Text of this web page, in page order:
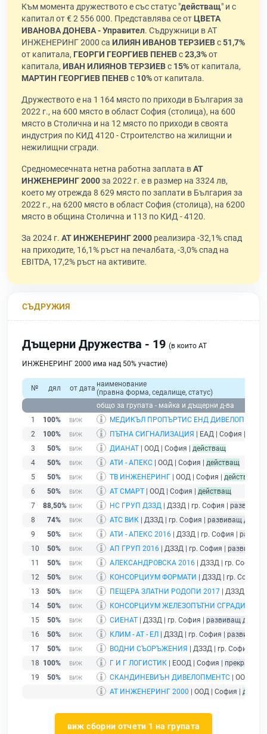
Към момента дружеството е със статус "действащ" и с
капитал от € 2 556 000. Представлява се отЦВЕТА
ИВАНОВА ДОНЕВА - Управител. Съдружници в АТ
ИНЖЕНЕРИНГ 2000 са ИЛИЯН ИВАНОВ ТЕРЗИЕВс51,7%
от капитала, ГЕОРГИ ГЕОРГИЕВ ПЕНЕВс23,3%от
капитала, ИВАН ИЛИЯНОВ ТЕРЗИЕВс 15%от капитала,
МАРТИН ГЕОРГИЕВ ПЕНЕВс 10%от капитала.
Дружеството е на 1 164 място по приходи в България за
2022 г., на 600 място в област София (столица), на 600
място в Столична и на 12 място по приходи в своята
индустрия по КИД 4120 - Строителство на жилищни и
нежилищни сгради.
Средномесечната нетна работна заплата вАТ
ИНЖЕНЕРИНГ 2000за 2022 г. е в размер на 3324 лв,
което му отрежда 8 629 място по заплати в България за
2022 г., на 6200 място в област София (столица), на 6200
място в община Столична и 113 по КИД - 4120.
За 2024 г. АТ ИНЖЕНЕРИНГ 2000 реализира -32,1% спад
на приходите, 16,1% ръст на печалбата, -3,0% спад на
EBITDA, 17,2% ръст на активите.
СЪДРУЖИЯ
Дъщерни Дружества - 19 (в които АТ
ИНЖЕНЕРИНГ 2000 има над 50% участие)
№ дял от дата наименование
(правна форма, седалище, статус)
общо за групата - майка и дъщерни д-ва
1
100% МЕДИКЪЛ ПРОПЪРТИС ЕНД ДИВЕЛОПМЪНТ
2
100% ПЪТНА СИГНАЛИЗАЦИЯ | ЕАД | София |
3
50% ДИАНАТ | ООД | София | действащ
4
50% АТИ - АПЕКС | ООД | София | действащ
5
50% ТВ ИНЖЕНЕРИНГ | ООД | София | действащ
6
50% АТ СМАРТ | ООД | София | действащ
7
88,50% НС ГРУП ДЗЗД | ДЗЗД | гр. София | развиващ
8
74% АТС ВИК | ДЗЗД | гр. София | развиващ
9
50% АТИ - АПЕКС 2016 | ДЗЗД | гр. София |
10
50% АП ГРУП 2016 | ДЗЗД | гр. София | развиващ
11
50% АЛЕКСАНДРОВСКА 2016 | ДЗЗД | гр. София |
12
50% КОНСОРЦИУМ ФОРМАТИ | ДЗЗД | гр. София |
13
50% ПЕЩЕРА ЗЛАТНИ РОДОПИ 2017 | ДЗЗД | гр.
14
50% КОНСОРЦИУМ ЖЕЛЕЗОПЪТНИ СГРАДИ
15
50% СИЕНАТ | ДЗЗД | гр. София | развиващ
16
50% КЛИМ - АТ - ЕЛ | ДЗЗД | гр. София | развиващ
17
50% ВОДНИ СЪОРЪЖЕНИЯ | ДЗЗД | гр. София |
18 100% Г И Г ЛОГИСТИК | ЕООД | София |
19
50% СКАНДИНЕВИЪН ДИВЕЛОПМЕНТС | ООД |
АТ ИНЖЕНЕРИНГ 2000 | ООД | София |
виж сборни отчети 1 на групата